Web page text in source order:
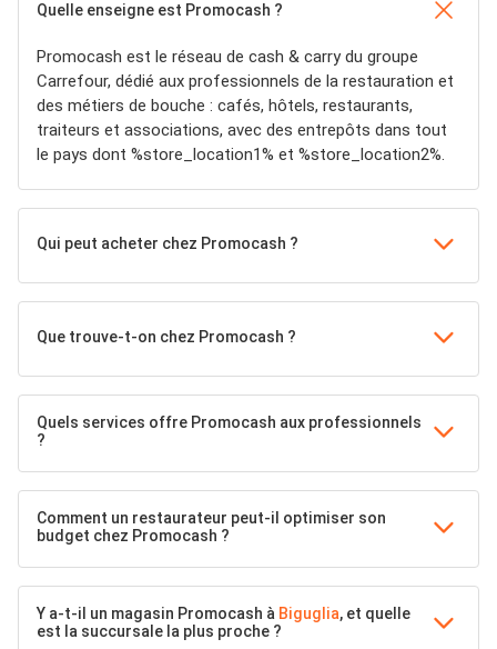
Quelle enseigne est Promocash ?
Promocash est le réseau de cash & carry du groupe
Carrefour, dédié aux professionnels de la restauration et
des métiers de bouche : cafés, hôtels, restaurants,
traiteurs et associations, avec des entrepôts dans tout
le pays dont %store_location1% et %store_location2%.
Qui peut acheter chez Promocash ?
Que trouve-t-on chez Promocash ?
Quels services offre Promocash aux professionnels
?
Comment un restaurateur peut-il optimiser son
budget chez Promocash ?
Y a-t-il un magasin Promocash à Biguglia, et quelle
est la succursale la plus proche ?